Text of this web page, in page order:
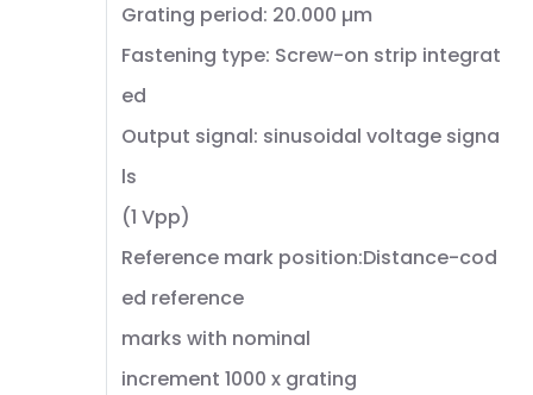
Grating period: 20.000 µm
Fastening type: Screw-on strip integrat
ed
Output signal: sinusoidal voltage signa
ls
(1 Vpp)
Reference mark position:Distance-cod
ed reference
marks with nominal
increment 1000 x grating